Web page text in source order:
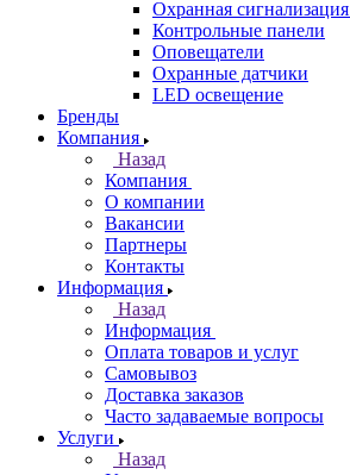
Охранная сигнализация
Контрольные панели
Оповещатели
Охранные датчики
LED освещение
Бренды
Компания
Назад
Компания
О компании
Вакансии
Партнеры
Контакты
Информация
Назад
Информация
Оплата товаров и услуг
Самовывоз
Доставка заказов
Часто задаваемые вопросы
Услуги
Назад